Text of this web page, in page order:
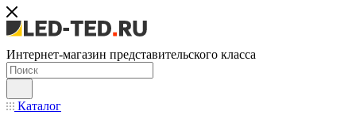
Интернет-магазин представительского класса
Каталог